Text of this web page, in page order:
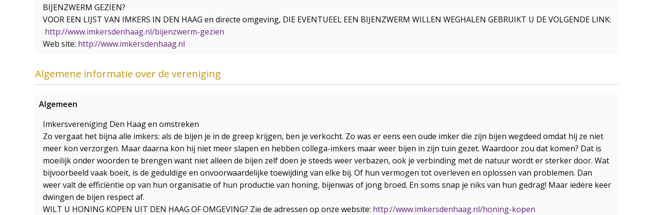
BIJENZWERM GEZIEN?
VOOR EEN LIJST VAN IMKERS IN DEN HAAG en directe omgeving, DIE EVENTUEEL EEN BIJENZWERM WILLEN WEGHALEN GEBRUIKT U DE VOLGENDE LINK:
http://www.imkersdenhaag.nl/bijenzwerm-gezien
Web site: http://www.imkersdenhaag.nl
Algemene informatie over de vereniging
Algemeen
Imkersvereniging Den Haag en omstreken
Zo vergaat het bijna alle imkers: als de bijen je in de greep krijgen, ben je verkocht. Zo was er eens een oude imker die zijn bijen wegdeed omdat hij ze niet
meer kon verzorgen. Maar daarna kon hij niet meer slapen en hebben collega-imkers maar weer bijen in zijn tuin gezet. Waardoor zou dat komen? Dat is
moeilijk onder woorden te brengen want niet alleen de bijen zelf doen je steeds weer verbazen, ook je verbinding met de natuur wordt er sterker door. Wat
bijvoorbeeld vaak boeit, is de geduldige en onvoorwaardelijke toewijding van elke bij. Of hun vermogen tot overleven en oplossen van problemen. Dan
weer valt de efficiëntie op van hun organisatie of hun productie van honing, bijenwas of jong broed. En soms snap je niks van hun gedrag! Maar iedere keer
dwingen de bijen respect af.
WILT U HONING KOPEN UIT DEN HAAG OF OMGEVING? Zie de adressen op onze website: http://www.imkersdenhaag.nl/honing-kopen